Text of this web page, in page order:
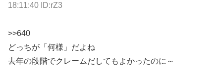
18:11:40 ID:rZ3
>>640
どっちが「何様」だよね
去年の段階でクレームだしてもよかったのに～